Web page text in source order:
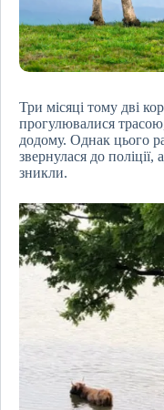
Три місяці тому дві
прогулювалися
додому. Однак цього
звернулася до поліції,
зникли.